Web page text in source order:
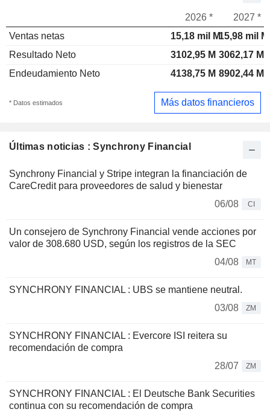
Últimas noticias : Synchrony Financial
Synchrony Financial y Stripe integran la financiación de
CareCredit para proveedores de salud y bienestar
06/08
CI
Un consejero de Synchrony Financial vende acciones por
valor de 308.680 USD, según los registros de la SEC
04/08
MT
SYNCHRONY FINANCIAL : UBS se mantiene neutral.
03/08
ZM
SYNCHRONY FINANCIAL : Evercore ISI reitera su
recomendación de compra
28/07
ZM
SYNCHRONY FINANCIAL : El Deutsche Bank Securities
continua con su recomendación de compra
2026 *
2027 *
Ventas netas
15,18 mil M15,98 mil M
Resultado Neto
3102,95 M 3062,17 M
Endeudamiento Neto
4138,75 M 8902,44 M
* Datos estimados Más datos financieros